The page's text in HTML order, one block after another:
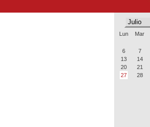
Lun Mar
6
7
13
14
20
21
27
28